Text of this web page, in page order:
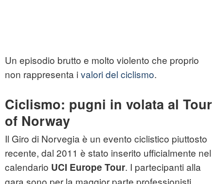
Un episodio brutto e molto violento che proprio
non rappresenta i valori del ciclismo.
Ciclismo: pugni in volata al Tour
of Norway
Il Giro di Norvegia è un evento ciclistico piuttosto
recente, dal 2011 è stato inserito ufficialmente nel
calendario UCI Europe Tour. I partecipanti alla